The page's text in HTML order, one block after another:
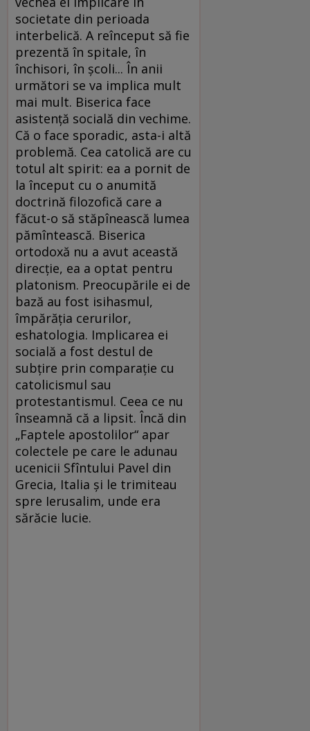
societate din perioada
interbelică. A reînceput să fie
prezentă în spitale, în
închisori, în şcoli... În anii
următori se va implica mult
mai mult. Biserica face
asistenţă socială din vechime.
Că o face sporadic, asta-i altă
problemă. Cea catolică are cu
totul alt spirit: ea a pornit de
la început cu o anumită
doctrină filozofică care a
făcut-o să stăpînească lumea
pămîntească. Biserica
ortodoxă nu a avut această
direcţie, ea a optat pentru
platonism. Preocupările ei de
bază au fost isihasmul,
împărăţia cerurilor,
eshatologia. Implicarea ei
socială a fost destul de
subţire prin comparaţie cu
catolicismul sau
protestantismul. Ceea ce nu
înseamnă că a lipsit. Încă din
„Faptele apostolilor“ apar
colectele pe care le adunau
ucenicii Sfîntului Pavel din
Grecia, Italia şi le trimiteau
spre Ierusalim, unde era
sărăcie lucie.